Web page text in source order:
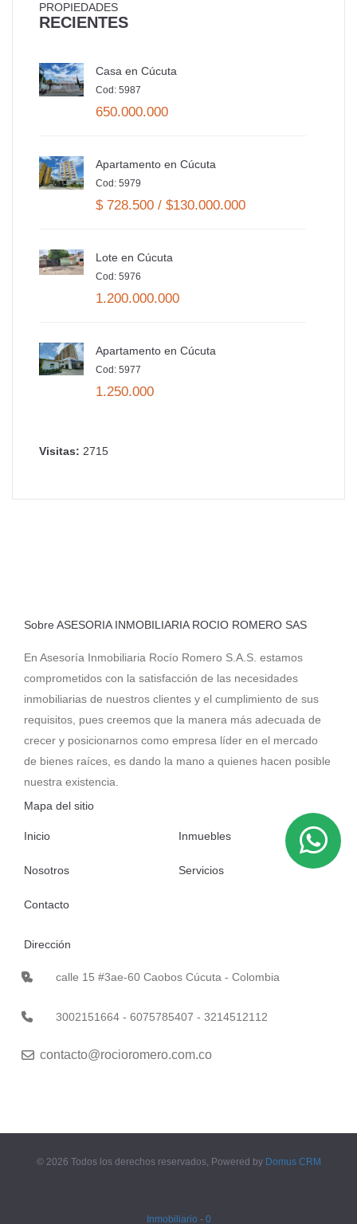
PROPIEDADES
RECIENTES
Casa en Cúcuta
Cod: 5987
650.000.000
Apartamento en Cúcuta
Cod: 5979
$ 728.500 / $130.000.000
Lote en Cúcuta
Cod: 5976
1.200.000.000
Apartamento en Cúcuta
Cod: 5977
1.250.000
Visitas: 2715
Sobre ASESORIA INMOBILIARIA ROCIO ROMERO SAS
En Asesoría Inmobiliaria Rocío Romero S.A.S. estamos
comprometidos con la satisfacción de las necesidades
inmobiliarias de nuestros clientes y el cumplimiento de sus
requisitos, pues creemos que la manera más adecuada de
crecer y posicionarnos como empresa líder en el mercado
de bienes raíces, es dando la mano a quienes hacen posible
nuestra existencia.
Mapa del sitio
Inicio Inmuebles
Nosotros Servicios
Contacto
Dirección
calle 15 #3ae-60 Caobos Cúcuta - Colombia
3002151664 - 6075785407 - 3214512112
contacto@rocioromero.com.co
© 2026 Todos los derechos reservados, Powered by Domus CRM
Inmobiliario - 0